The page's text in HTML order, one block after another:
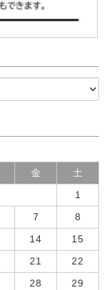
金 土
1
7 8
14 15
21 22
28 29